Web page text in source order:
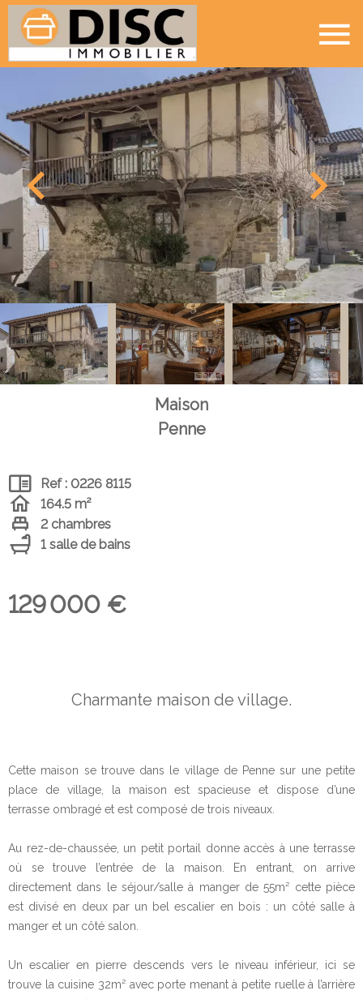
Maison
Penne
Ref : 0226 8115
164.5 m²
2 chambres
1 salle de bains
129 000 €
Charmante maison de village.
Cette maison se trouve dans le village de Penne sur une petite
place de village, la maison est spacieuse et dispose d’une
terrasse ombragé et est composé de trois niveaux.
Au rez-de-chaussée, un petit portail donne accès à une terrasse
où se trouve l’entrée de la maison. En entrant, on arrive
directement dans le séjour/salle à manger de 55m² cette pièce
est divisé en deux par un bel escalier en bois : un côté salle à
manger et un côté salon.
Un escalier en pierre descends vers le niveau inférieur, ici se
trouve la cuisine 32m² avec porte menant à petite ruelle à l’arrière